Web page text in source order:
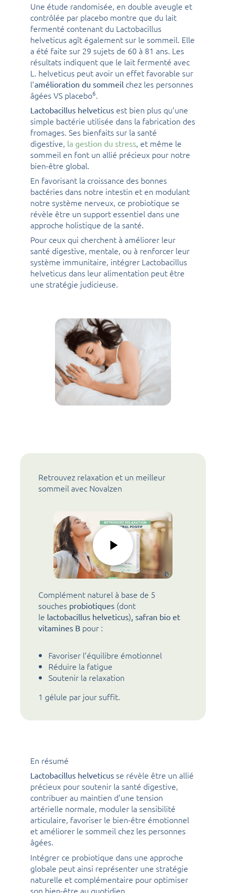
Une étude randomisée, en double aveugle et
contrôlée par placebo montre que du lait
fermenté contenant du Lactobacillus
helveticus agît également sur le sommeil. Elle
a été faite sur 29 sujets de 60 à 81 ans. Les
résultats indiquent que le lait fermenté avec
L. helveticus peut avoir un effet favorable sur
l’amélioration du sommeil chez les personnes
âgées VS placebo6.
Lactobacillus helveticus est bien plus qu’une
simple bactérie utilisée dans la fabrication des
fromages. Ses bienfaits sur la santé
digestive, la gestion du stress, et même le
sommeil en font un allié précieux pour notre
bien-être global.
En favorisant la croissance des bonnes
bactéries dans notre intestin et en modulant
notre système nerveux, ce probiotique se
révèle être un support essentiel dans une
approche holistique de la santé.
Pour ceux qui cherchent à améliorer leur
santé digestive, mentale, ou à renforcer leur
système immunitaire, intégrer Lactobacillus
helveticus dans leur alimentation peut être
une stratégie judicieuse.
Retrouvez relaxation et un meilleur
sommeil avec Novalzen
Complément naturel à base de 5
souches probiotiques (dont
le lactobacillus helveticus), safran bio et
vitamines B pour :
Favoriser l’équilibre émotionnel
Réduire la fatigue
Soutenir la relaxation
1 gélule par jour suffit.
En résumé
Lactobacillus helveticus se révèle être un allié
précieux pour soutenir la santé digestive,
contribuer au maintien d’une tension
artérielle normale, moduler la sensibilité
articulaire, favoriser le bien-être émotionnel
et améliorer le sommeil chez les personnes
âgées.
Intégrer ce probiotique dans une approche
globale peut ainsi représenter une stratégie
naturelle et complémentaire pour optimiser
son bien-être au quotidien.